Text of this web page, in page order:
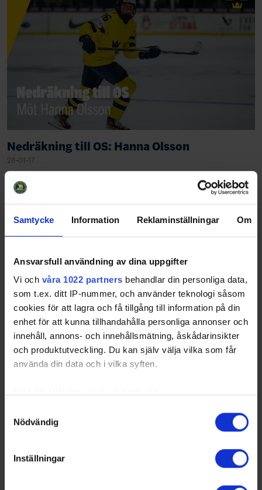
Samtycke Information Reklaminställningar Om
Ansvarsfull användning av dina uppgifter
Vi och våra 1022 partners behandlar din personliga data,
som t.ex. ditt IP-nummer, och använder teknologi såsom
cookies för att lagra och få tillgång till information på din
enhet för att kunna tillhandahålla personliga annonser och
innehåll, annons- och innehållsmätning, åskådarinsikter
och produktutveckling. Du kan själv välja vilka som får
använda din data och i vilka syften.
som kan ha en noggrannhet på upp till flera meter
Ta reda på mer om hur dina personliga uppgifter
Nödvändig
Inställningar
Nedräkning till OS: Hanna Olsson
26-01-17